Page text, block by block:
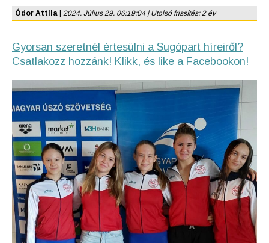
Ódor Attila 2024. Július 29. 06:19:04 | Utolsó frissítés: 2 év
Gyorsan szeretnél értesülni a Sugópart híreiről?
Csatlakozz hozzánk! Klikk, és like a Facebookon!